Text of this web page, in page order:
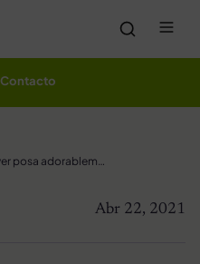
Contacto
Golden retriever posa adorablemente para las fotos de la cosecha familiar desde 2014
Abr 22, 2021